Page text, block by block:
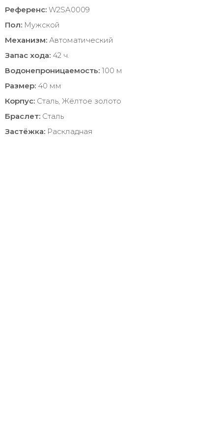
Референс: W2SA0009
Пол: Мужской
Механизм: Автоматический
Запас хода: 42 ч.
Водонепроницаемость: 100 м
Размер: 40 мм
Корпус: Сталь, Жёлтое золото
Браслет: Сталь
Застёжка: Раскладная